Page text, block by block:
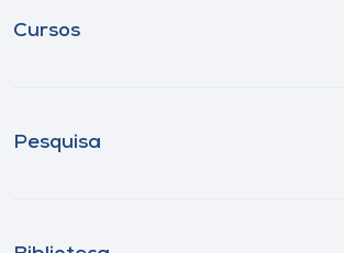
Cursos
Pesquisa